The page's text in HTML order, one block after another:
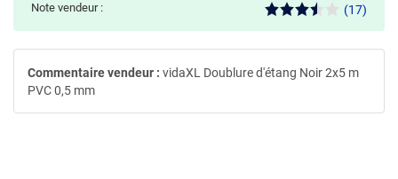
Note vendeur : (17)
Commentaire vendeur : vidaXL Doublure d'étang Noir 2x5 m
PVC 0,5 mm